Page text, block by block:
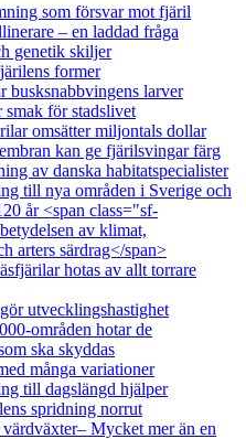
som försvar mot fjäril
– en laddad fråga
genetik skiljer
former
busksnabbvingens larver
för stadslivet
omsätter miljontals dollar
kan ge fjärilsvingar färg
av danska habitatspecialister
till nya områden i Sverige och
år <span class="sf-
av klimat,
arters särdrag</span>
hotas av allt torrare
utvecklingshastighet
områden hotar de
ska skyddas
många variationer
till dagslängd hjälper
spridning norrut
Mycket mer än en